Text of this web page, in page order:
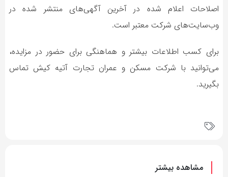
اصلاحات اعلام شده در آخرین آگهی‌های منتشر شده در
وب‌سایت‌های شرکت معتبر است.
برای کسب اطلاعات بیشتر و هماهنگی برای حضور در مزایده،
می‌توانید با شرکت مسکن و عمران تجارت آتیه کیش تماس
بگیرید.
مشاهده بیشتر